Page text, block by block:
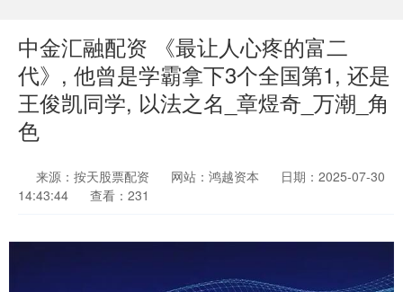
中金汇融配资 《最让人心疼的富二
代》, 他曾是学霸拿下3个全国第1, 还是
王俊凯同学, 以法之名_章煜奇_万潮_角
色
来源：按天股票配资 网站：鸿越资本
日期：2025-07-30
14:43:44
查看：231